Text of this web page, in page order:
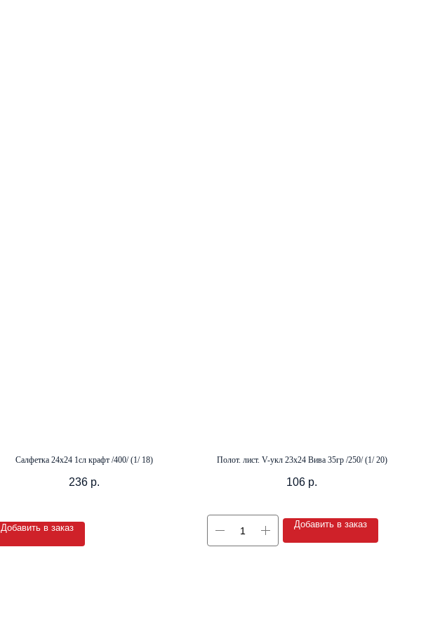
Салфетка 24х24 1сл крафт /400/ (1/ 18)
236 р.
Добавить в заказ
Полот. лист. V-укл 23х24 Вива 35гр /250/ (1/ 20)
106 р.
Добавить в заказ